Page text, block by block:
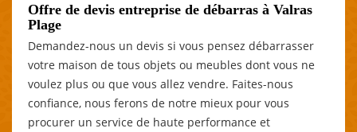
Offre de devis entreprise de débarras à Valras
Plage
Demandez-nous un devis si vous pensez débarrasser
votre maison de tous objets ou meubles dont vous ne
voulez plus ou que vous allez vendre. Faites-nous
confiance, nous ferons de notre mieux pour vous
procurer un service de haute performance et